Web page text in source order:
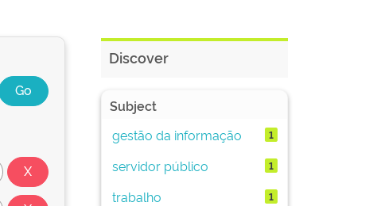
Discover
Subject
gestão da informação
1
servidor público 1
trabalho 1